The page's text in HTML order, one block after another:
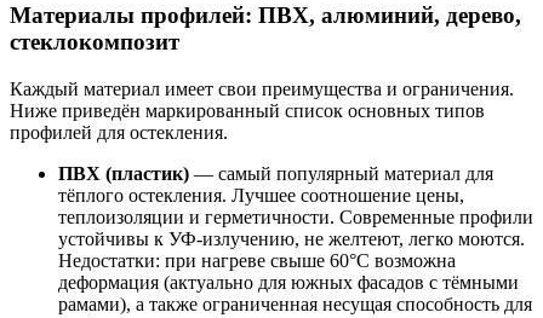
Материалы профилей: ПВХ, алюминий, дерево,
стеклокомпозит
Каждый материал имеет свои преимущества и ограничения.
Ниже приведён маркированный список основных типов
профилей для остекления.
ПВХ (пластик) — самый популярный материал для
тёплого остекления. Лучшее соотношение цены,
теплоизоляции и герметичности. Современные профили
устойчивы к УФ-излучению, не желтеют, легко моются.
Недостатки: при нагреве свыше 60°C возможна
деформация (актуально для южных фасадов с тёмными
рамами), а также ограниченная несущая способность для